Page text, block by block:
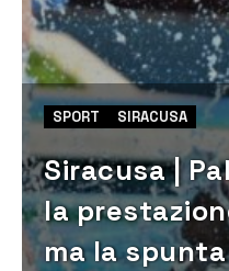
SPORT SIRACUSA
Siracusa |
la
ma la